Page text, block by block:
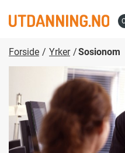
Forside Yrker Sosionom